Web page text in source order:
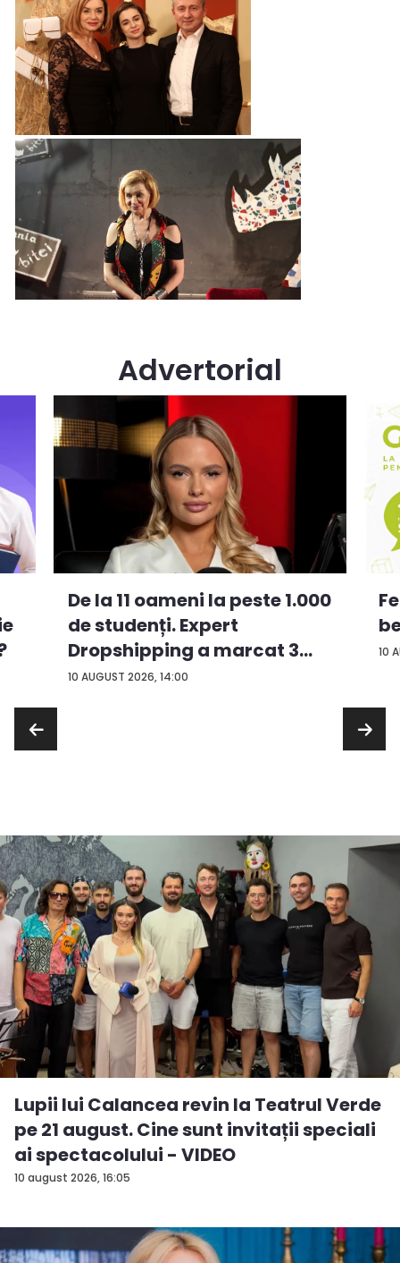
Advertorial
10 AUGUST 2026, 14:00
De la 11 oameni la peste 1.000
de studenți. Expert
Dropshipping a marcat 3
an...
10
10 august 2026, 16:05
Lupii lui Calancea revin la Teatrul Verde
pe 21 august. Cine sunt invitații speciali
ai spectacolului - VIDEO